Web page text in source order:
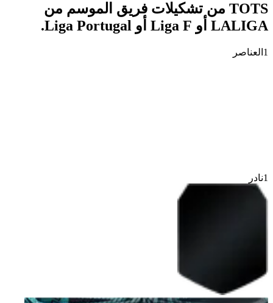
TOTS من تشكيلات فريق الموسم من
LALIGA أو Liga F أو Liga Portugal.
1 العناصر
1نادر